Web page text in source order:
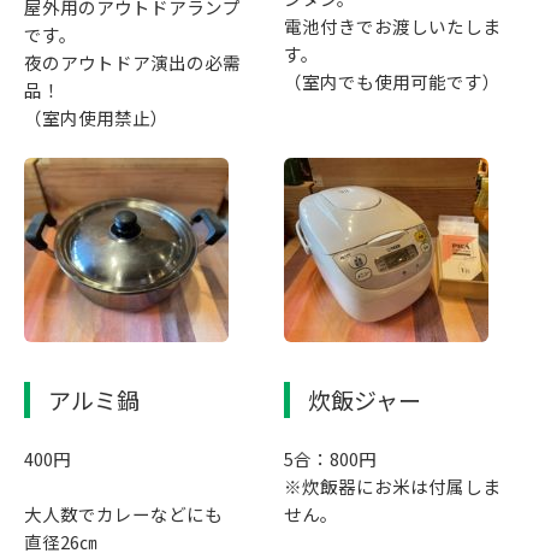
屋外用のアウトドアランプ
です。
夜のアウトドア演出の必需
品！
（室内使用禁止）
電池付きでお渡しいたしま
す。
（室内でも使用可能です）
アルミ鍋
400円
大人数でカレーなどにも
直径26㎝
炊飯ジャー
5合：800円
※炊飯器にお米は付属しま
せん。